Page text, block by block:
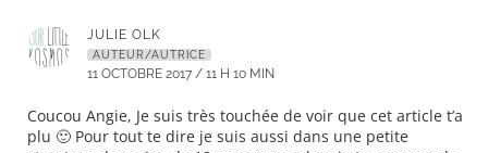
JULIE OLK
AUTEUR/AUTRICE
11 OCTOBRE 2017 / 11 H 10 MIN
Coucou Angie, Je suis très touchée de voir que cet article t’a
plu 🙂 Pour tout te dire je suis aussi dans une petite